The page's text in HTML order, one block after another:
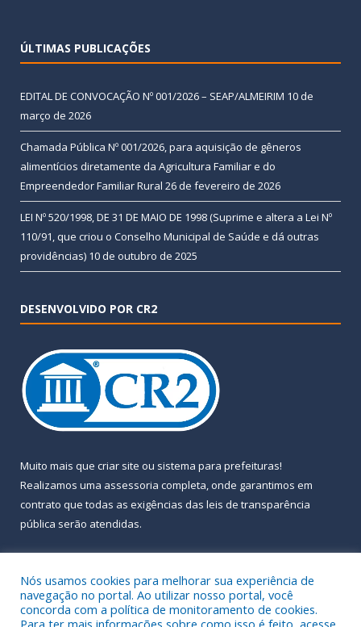
ÚLTIMAS PUBLICAÇÕES
EDITAL DE CONVOCAÇÃO Nº 001/2026 – SEAP/ALMEIRIM 10 de
março de 2026
Chamada Pública Nº 001/2026, para aquisição de gêneros
alimentícios diretamente da Agricultura Familiar e do
Empreendedor Familiar Rural 26 de fevereiro de 2026
LEI Nº 520/1998, DE 31 DE MAIO DE 1998 (Suprime e altera a Lei Nº
110/91, que criou o Conselho Municipal de Saúde e dá outras
providências) 10 de outubro de 2025
DESENVOLVIDO POR CR2
Muito mais que criar site ou sistema para prefeituras!
Realizamos uma assessoria completa, onde garantimos em
contrato que todas as exigências das leis de transparência
pública serão atendidas.
Nós usamos cookies para melhorar sua experiência de
navegação no portal. Ao utilizar nosso portal, você
concorda com a política de monitoramento de cookies.
Para ter mais informações sobre como isso é feito, acesse